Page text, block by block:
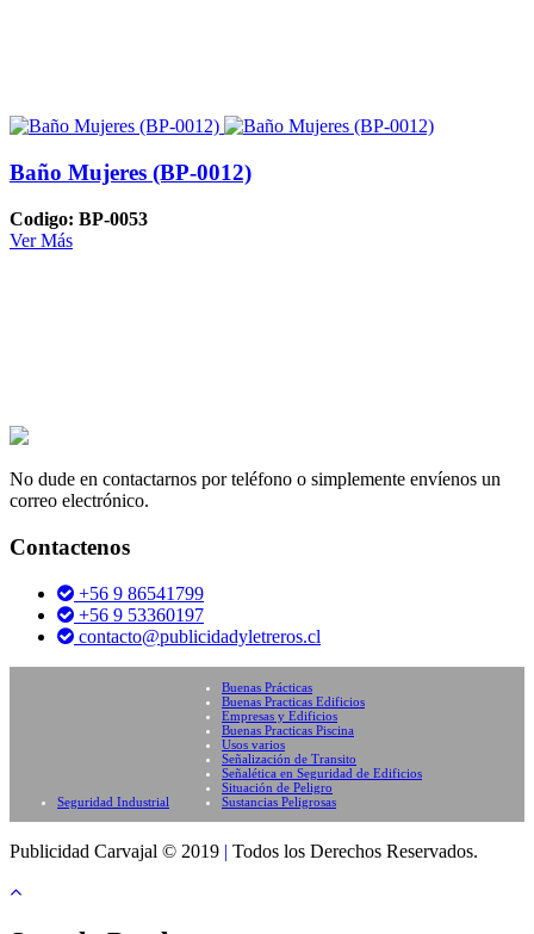
Baño Mujeres (BP-0012)
Codigo: BP-0053
Ver Más
No dude en contactarnos por teléfono o simplemente envíenos un
correo electrónico.
Contactenos
+56 9 86541799
+56 9 53360197
contacto@publicidadyletreros.cl
Seguridad Industrial
Buenas Prácticas
Buenas Practicas Edificios
Empresas y Edificios
Buenas Practicas Piscina
Usos varios
Señalización de Transito
Señalética en Seguridad de Edificios
Situación de Peligro
Sustancias Peligrosas
Publicidad Carvajal © 2019 | Todos los Derechos Reservados.